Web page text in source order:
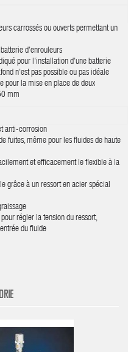
carrossés ou ouverts permettant un
d'enrouleurs
pour l'installation d'une batterie
n'est pas possible ou pas idéale
pour la mise en place de deux
mm
anti-corrosion
fuites, même pour les fluides de haute
et efficacement le flexible à la
grâce à un ressort en acier spécial
régler la tension du ressort,
du fluide